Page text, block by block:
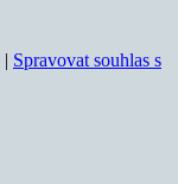
| Spravovat souhlas s